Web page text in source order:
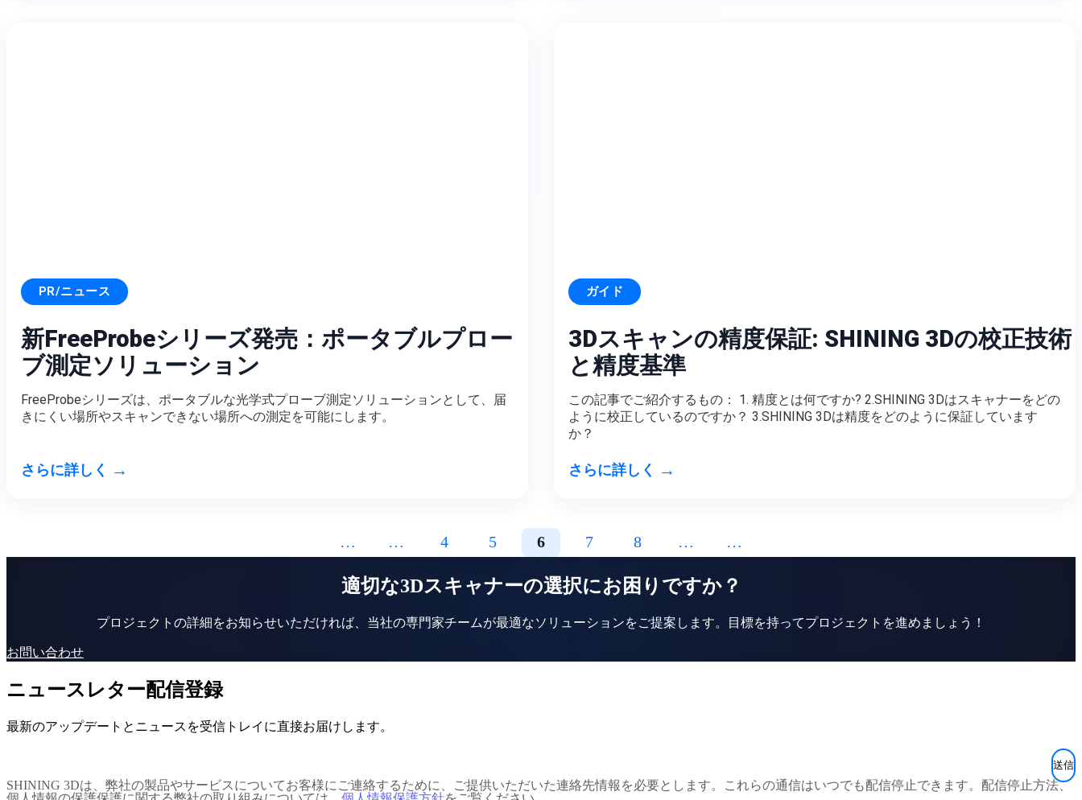
PR/ニュース
新FreeProbeシリーズ発売：ポータブルプロー
ブ測定ソリューション
FreeProbeシリーズは、ポータブルな光学式プローブ測定ソリューションとして、届
きにくい場所やスキャンできない場所への測定を可能にします。
さらに詳しく →
ガイド
3Dスキャンの精度保証: SHINING 3Dの校正技術
と精度基準
この記事でご紹介するもの： 1. 精度とは何ですか? 2.SHINING 3Dはスキャナーをどの
ように校正しているのですか？ 3.SHINING 3Dは精度をどのように保証しています
か？
さらに詳しく →
… … 4 5 6 7 8 … …
適切な3Dスキャナーの選択にお困りですか？
プロジェクトの詳細をお知らせいただければ、当社の専門家チームが最適なソリューションをご提案します。目標を持ってプロジェクトを進めましょう！
お問い合わせ
ニュースレター配信登録
最新のアップデートとニュースを受信トレイに直接お届けします。
SHINING 3Dは、弊社の製品やサービスについてお客様にご連絡するために、ご提供いただいた連絡先情報を必要とします。これらの通信はいつでも配信停止できます。配信停止方法、